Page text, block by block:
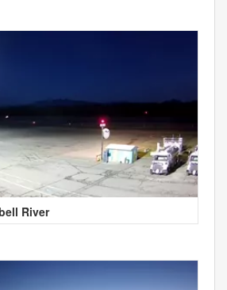
River